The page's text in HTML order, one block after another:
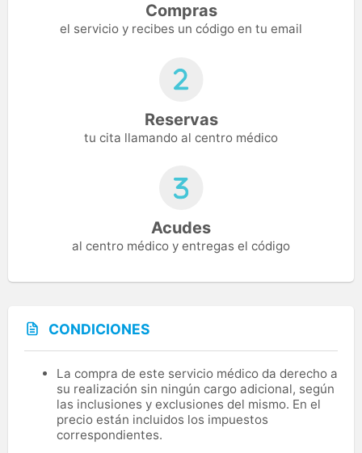
Compras
el servicio y recibes un código en tu email
Reservas
tu cita llamando al centro médico
Acudes
al centro médico y entregas el código
CONDICIONES
La compra de este servicio médico da derecho a
su realización sin ningún cargo adicional, según
las inclusiones y exclusiones del mismo. En el
precio están incluidos los impuestos
correspondientes.